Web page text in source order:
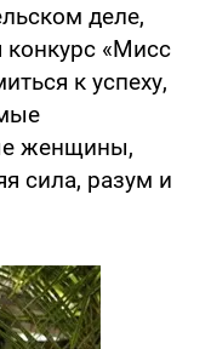
деле,
конкурс «Мисс
к успеху,
женщины,
сила, разум и